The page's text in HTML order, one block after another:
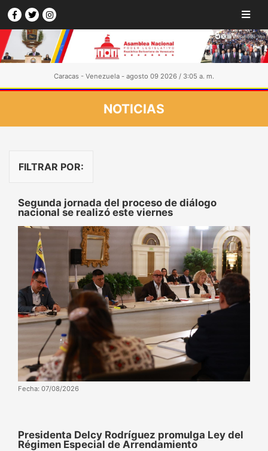
Caracas - Venezuela - agosto 09 2026 / 3:05 a. m.
NOTICIAS
FILTRAR POR:
Segunda jornada del proceso de diálogo
nacional se realizó este viernes
Fecha: 07/08/2026
Presidenta Delcy Rodríguez promulga Ley del
Régimen Especial de Arrendamiento